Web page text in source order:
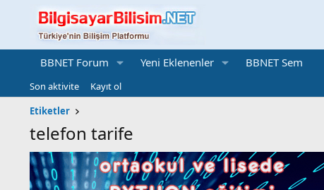
BBNET Forum Yeni Eklenenler BBNET Sem
Son aktivite
Kayıt ol
Etiketler
telefon tarife